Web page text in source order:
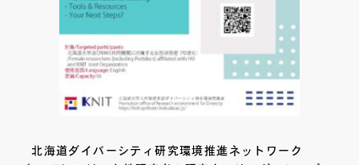
北海道ダイバーシティ研究環境推進ネットワーク